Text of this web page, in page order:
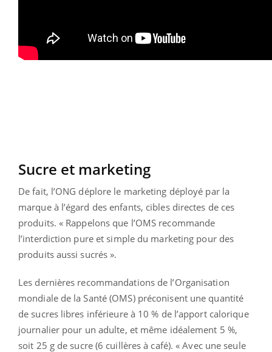
Sucre et marketing
De fait, l’ONG déplore le marketing déployé par la
marque à l’égard des enfants, cibles directes de ces
produits. « Rappelons que l’OMS recommande
l’interdiction pure et simple du marketing pour des
produits aussi sucrés ».
Les dernières recommandations de l’Organisation
mondiale de la Santé (OMS) préconisent une quantité
de sucres libres inférieure à 10 % de l’apport calorique
journalier pour un adulte, et même idéalement 5 %,
soit 25 g de sucre (6 cuillères à café). « Avec une seule